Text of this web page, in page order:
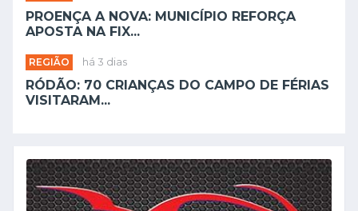
PROENÇA A NOVA: MUNICÍPIO REFORÇA
APOSTA NA FIX...
REGIÃO há 3 dias
RÓDÃO: 70 CRIANÇAS DO CAMPO DE FÉRIAS
VISITARAM...